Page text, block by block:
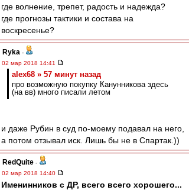
где волнение, трепет, радость и надежда?
где прогнозы тактики и состава на
воскресенье?
Ryka -
02 мар 2018 14:41
alex68 » 57 минут назад
про возможную покупку Канунникова здесь
(на вв) много писали летом
и даже Рубин в суд по-моему подавал на него,
а потом отзывал иск. Лишь бы не в Спартак.))
RedQuite -
02 мар 2018 14:40
Именинников с ДР, всего всего хорошего...